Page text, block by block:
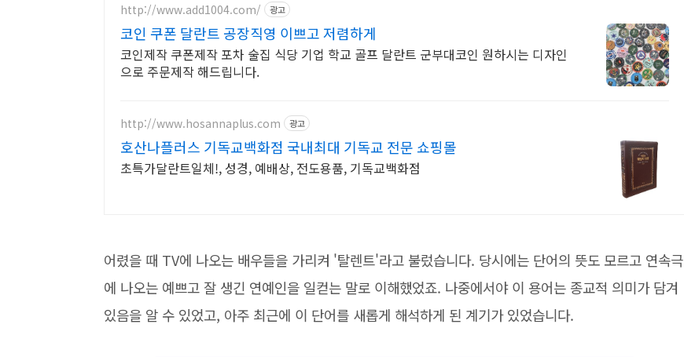
http://www.add1004.com/ 광고
코인 쿠폰 달란트 공장직영 이쁘고 저렴하게
코인제작 쿠폰제작 포차 술집 식당 기업 학교 골프 달란트 군부대코인 원하시는 디자인
으로 주문제작 해드립니다.
http://www.hosannaplus.com 광고
호산나플러스 기독교백화점 국내최대 기독교 전문 쇼핑몰
초특가달란트일체!, 성경, 예배상, 전도용품, 기독교백화점
어렸을 때 TV에 나오는 배우들을 가리켜 '탈렌트'라고 불렀습니다. 당시에는 단어의 뜻도 모르고 연속극
에 나오는 예쁘고 잘 생긴 연예인을 일컫는 말로 이해했었죠. 나중에서야 이 용어는 종교적 의미가 담겨
있음을 알 수 있었고, 아주 최근에 이 단어를 새롭게 해석하게 된 계기가 있었습니다.